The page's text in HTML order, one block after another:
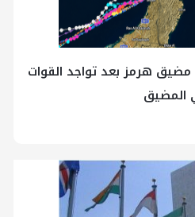
هرمز بعد تواجد القوات
المضيق